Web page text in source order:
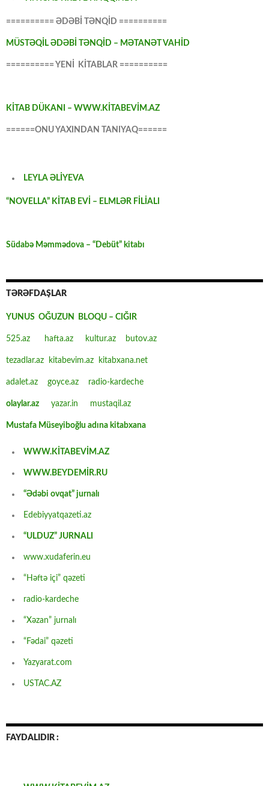
========== ƏDƏBİ TƏNQİD ==========
MÜSTƏQİL ƏDƏBİ TƏNQİD – MƏTANƏT VAHİD
========== YENİ KİTABLAR ==========
KİTAB DÜKANI – WWW.KİTABEVİM.AZ
======ONU YAXINDAN TANIYAQ======
LEYLA ƏLİYEVA
“NOVELLA” KİTAB EVİ – ELMLƏR FİLİALI
Südabə Məmmədova – “Debüt” kitabı
TƏRƏFDAŞLAR
YUNUS OĞUZUN BLOQU – CIĞIR
525.az hafta.az kultur.az butov.az
tezadlar.az kitabevim.az kitabxana.net
adalet.az goyce.az radio-kardeche
olaylar.az yazar.in mustaqil.az
Mustafa Müseyiboğlu adına kitabxana
WWW.KİTABEVİM.AZ
WWW.BEYDEMİR.RU
“Ədəbi ovqat” jurnalı
Edebiyyatqazeti.az
“ULDUZ” JURNALI
www.xudaferin.eu
“Həftə içi” qəzeti
radio-kardeche
“Xəzan” jurnalı
“Fədai” qəzeti
Yazyarat.com
USTAC.AZ
FAYDALIDIR :